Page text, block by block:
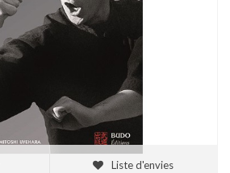
Liste d'envies